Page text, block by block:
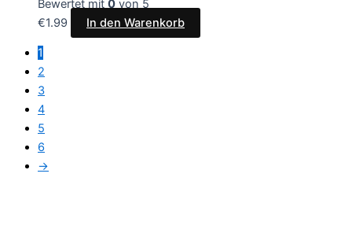
Bewertet mit 0 von 5
€1.99 In den Warenkorb
1
2
3
4
5
6
→